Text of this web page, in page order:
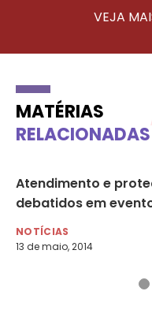
VEJA
MATÉRIAS
RELACIONADAS
Atendimento e
debatidos em
NOTÍCIAS
13 de maio, 2014